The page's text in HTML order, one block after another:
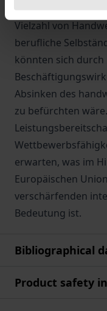
der
Vielzahl von
berufliche
könnten sich
Absinken des
zu befürchten
erwarten, was im
Europäischen
verschärfenden
Bedeutung ist.
Bibliographical
Product safety